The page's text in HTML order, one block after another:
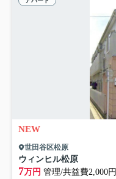
NEW
世田谷区松原
ウィンヒル松原
7万円 管理/共益費2,000円